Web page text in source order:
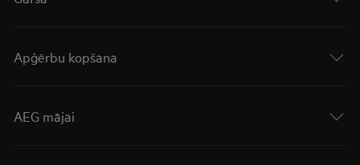
Apģērbu kopšana
AEG mājai